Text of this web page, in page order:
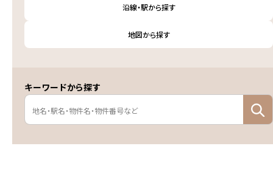
沿線・駅から探す
地図から探す
キーワードから探す